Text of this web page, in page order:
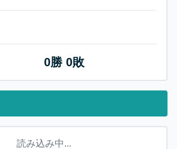
0勝 0敗
読み込み中...